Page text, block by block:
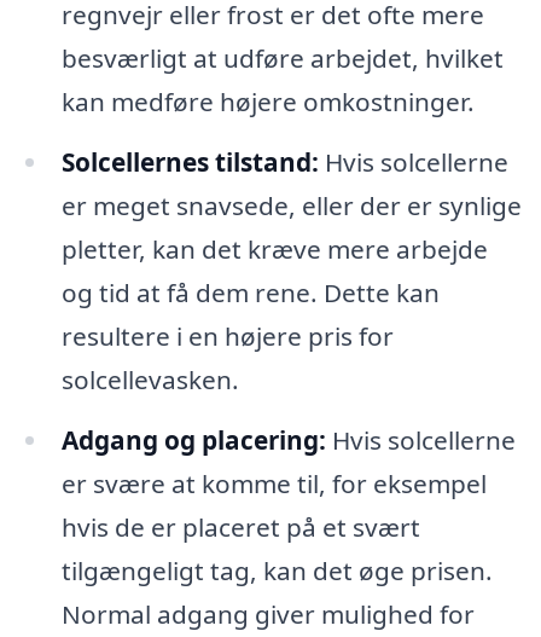
regnvejr eller frost er det ofte mere
besværligt at udføre arbejdet, hvilket
kan medføre højere omkostninger.
Solcellernes tilstand: Hvis solcellerne
er meget snavsede, eller der er synlige
pletter, kan det kræve mere arbejde
og tid at få dem rene. Dette kan
resultere i en højere pris for
solcellevasken.
Adgang og placering: Hvis solcellerne
er svære at komme til, for eksempel
hvis de er placeret på et svært
tilgængeligt tag, kan det øge prisen.
Normal adgang giver mulighed for